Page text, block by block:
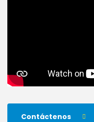
Contáctenos